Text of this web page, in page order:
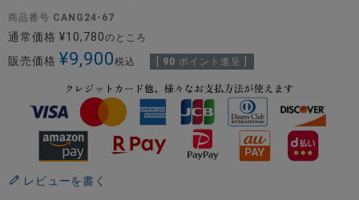
商品番号 CANG24-67
通常価格 ¥10,780のところ
販売価格 ¥9,900税込 90 ポイント進呈 ]
レビューを書く